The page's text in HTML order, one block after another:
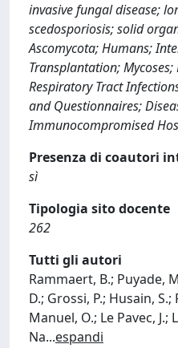
invasive fungal disease;
scedosporiosis; solid
Ascomycota; Humans;
Transplantation; Mycoses;
Respiratory Tract
and Questionnaires;
Immunocompromised
Presenza di coautori
sì
Tipologia sito docente
262
Tutti gli autori
Rammaert, B.; Puyade,
D.; Grossi, P.; Husain, S.;
Manuel, O.; Le Pavec, J.;
Na...espandi